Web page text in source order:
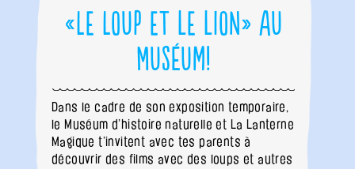
«Le Loup et le lion» au
Muséum!
Dans le cadre de son exposition temporaire,
le Muséum d’histoire naturelle et La Lanterne
Magique t’invitent avec tes parents à
découvrir des films avec des loups et autres